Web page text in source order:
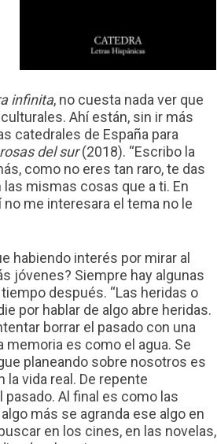
infinita, no cuesta nada ver que
Ahí están, sin ir más
catedrales de España para
del sur(2018). “Escribo la
como no eres tan raro, te das
mismas cosas que a ti. En
me interesara el tema no le
habiendo interés por mirar al
jóvenes? Siempre hay algunas
después. “Las heridas o
por hablar de algo abre heridas.
borrar el pasado con una
memoria es como el agua. Se
planeando sobre nosotros es
vida real. De repente
Al final es como las
más se agranda ese algo en
en los cines, en las novelas,